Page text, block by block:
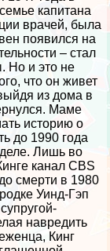
капитана
врачей, была
появился на
– стал
Но и это не
что он живет
из дома в
Маме
историю о
до 1990 года
Лишь во
канал CBS
cмepти в 1980
Уинд-Гэп
навредить
Кинг